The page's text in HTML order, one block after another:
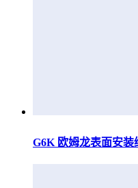
G6K 欧姆龙表面安装